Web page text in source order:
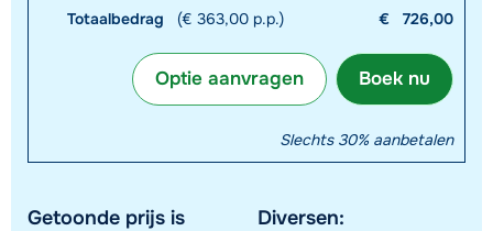
Totaalbedrag (€ 363,00 p.p.) € 726,00
Boek nu
Optie aanvragen
Slechts 30% aanbetalen
Getoonde prijs is
Diversen: